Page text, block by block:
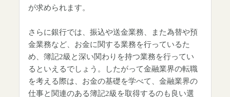
が求められます。
さらに銀行では、振込や送金業務、また為替や預
金業務など、お金に関する業務を行っているた
め、簿記2級と深い関わりを持つ業務を行ってい
るといえるでしょう。したがって金融業界の転職
を考える際は、お金の基礎を学べて、金融業界の
仕事と関連のある簿記2級を取得するのも良い選